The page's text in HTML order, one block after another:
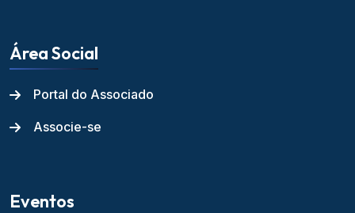
Área Social
Portal do Associado
Associe-se
Eventos